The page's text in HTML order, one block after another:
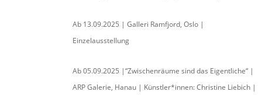
Ab 13.09.2025 | Galleri Ramfjord, Oslo |
Einzelausstellung
Ab 05.09.2025 |“Zwischenräume sind das Eigentliche“ |
ARP Galerie, Hanau | Künstler*innen: Christine Liebich |